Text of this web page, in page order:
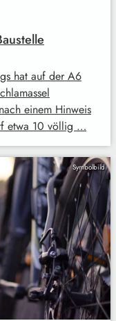
hat auf der A6
einem Hinweis
etwa 10 völlig …
Symbolbild